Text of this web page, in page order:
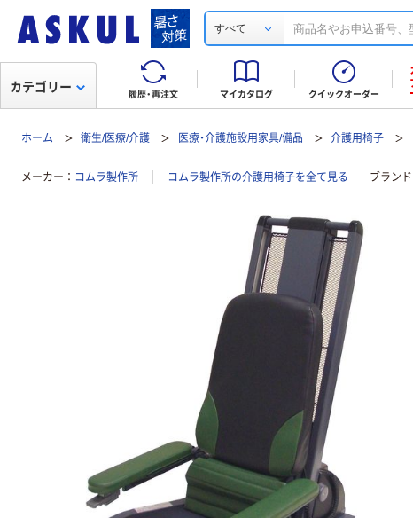
すべて
履歴・再注文 マイカタログ クイックオーダー
カテゴリー
ホーム 衛生/医療/介護 医療・介護施設用家具/備品 介護用椅子
メーカー コムラ製作所 コムラ製作所の介護用椅子を全て見る ブランド